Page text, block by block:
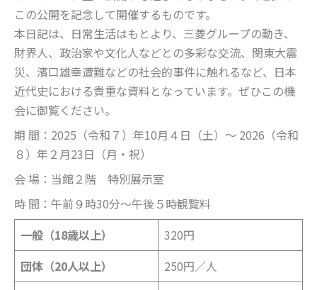
この公開を記念して開催するものです。
本日記は、日常生活はもとより、三菱グループの動き、
財界人、政治家や文化人などとの多彩な交流、関東大震
災、濱口雄幸遭難などの社会的事件に触れるなど、日本
近代史における貴重な資料となっています。ぜひこの機
会に御覧ください。
期 間：2025（令和７）年10月４日（土）～ 2026（令和
８）年２月23日（月・祝）
会 場：当館２階 特別展示室
時 間：午前９時30分～午後５時観覧料
一般（18歳以上）
320円
団体（20人以上）
250円／人